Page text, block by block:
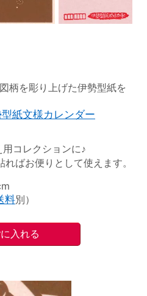
柄を彫り上げた伊勢型紙を
型紙文様カレンダー
コレクションに♪
ばお便りとして使えます。
料別）